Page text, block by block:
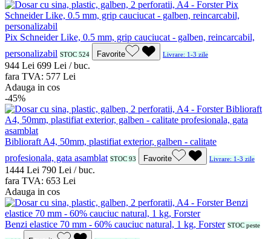
Pix Schneider Like, 0.5 mm, grip cauciucat - galben, reincarcabil,
personalizabil STOC 524 Favorite Livrare: 1-3 zile
944 Lei 699 Lei / buc.
fara TVA: 577 Lei
Adauga in cos
-45%
Biblioraft A4, 50mm, plastifiat exterior, galben - calitate
profesionala, gata asamblat STOC 93 Favorite Livrare: 1-3 zile
1444 Lei 790 Lei / buc.
fara TVA: 653 Lei
Adauga in cos
Benzi elastice 70 mm - 60% cauciuc natural, 1 kg, Forster STOC peste